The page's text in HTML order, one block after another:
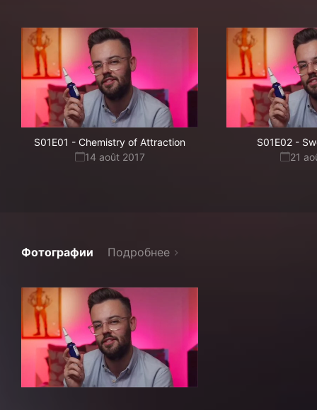
S01E01 - Chemistry of Attraction
14 août 2017
S01E02 -
21
Фотографии Подробнее